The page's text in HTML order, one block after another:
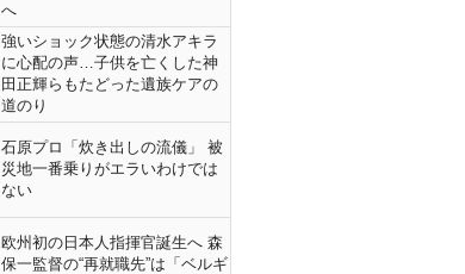
へ
強いショック状態の清水アキラ
に心配の声…子供を亡くした神
田正輝らもたどった遺族ケアの
道のり
石原プロ「炊き出しの流儀」 被
災地一番乗りがエラいわけでは
ない
欧州初の日本人指揮官誕生へ 森
保一監督の“再就職先”は「ベルギ